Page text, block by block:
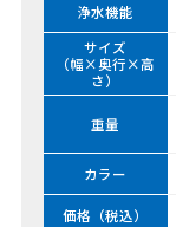
浄水機能
サイズ
（幅×奥行×高
さ）
重量
カラー
価格（税込）